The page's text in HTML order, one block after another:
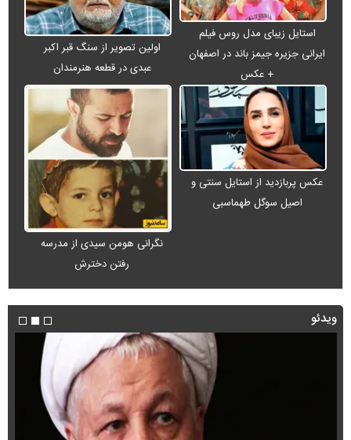
استایل زیبای مدل روس فیلم
ایرانی جزیره جیمز باند در اصفهان
+ عکس
اولین تصویر از سنگ قبر اکبر
عبدی در قطعه هنرمندان
عکس پربازدید از استایل سنتی و
اصیل سوگل طهماسبی
نگرانی هومن سیدی از مدرسه
رفتن دخترش
ویدئو